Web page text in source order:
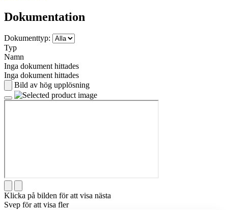
Dokumentation
Dokumenttyp:
Typ
Namn
Inga dokument hittades
Inga dokument hittades
Bild av hög upplösning
Klicka på bilden för att visa nästa
Svep för att visa fler